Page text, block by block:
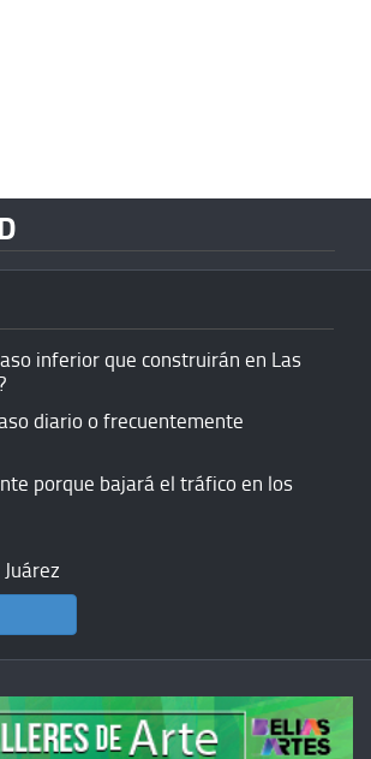
inferior que construirán en Las
diario o frecuentemente
porque bajará el tráfico en los